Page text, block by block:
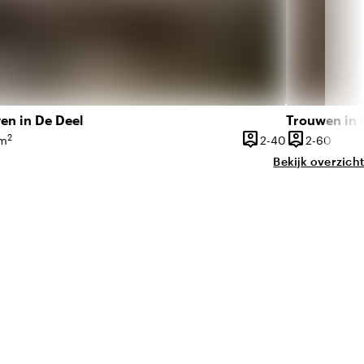
personen
in De Deel
2 person_pin
Capaciteit
2-40 2 tot 40
Trouwen in
person_pin
Capaciteit
2-60
Bekijk overzicht